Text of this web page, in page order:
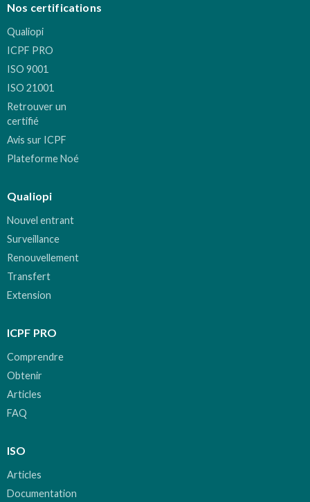
Nos certifications
Qualiopi
ICPF PRO
ISO 9001
ISO 21001
Retrouver un
certifié
Avis sur ICPF
Plateforme Noé
Qualiopi
Nouvel entrant
Surveillance
Renouvellement
Transfert
Extension
ICPF PRO
Comprendre
Obtenir
Articles
FAQ
ISO
Articles
Documentation